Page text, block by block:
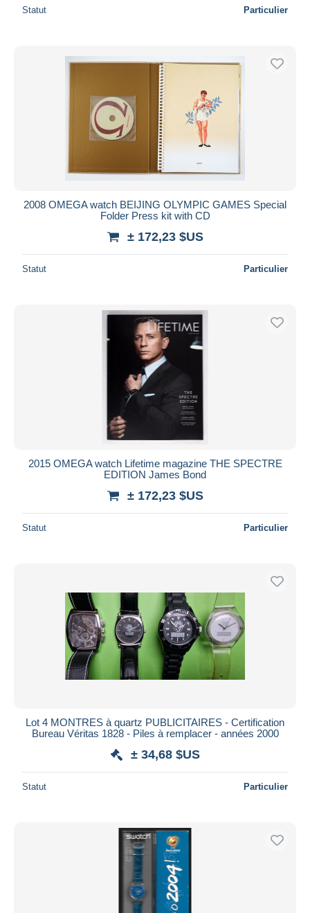
Statut Particulier
2008 OMEGA watch BEIJING OLYMPIC GAMES Special
Folder Press kit with CD
± 172,23 $US
Statut Particulier
2015 OMEGA watch Lifetime magazine THE SPECTRE
EDITION James Bond
± 172,23 $US
Statut Particulier
Lot 4 MONTRES à quartz PUBLICITAIRES - Certification
Bureau Véritas 1828 - Piles à remplacer - années 2000
± 34,68 $US
Statut Particulier